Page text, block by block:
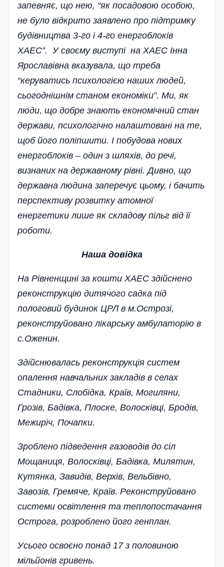
запевняє, що нею, “як посадовою особою,
не було відкрито заявлено про підтримку
будівництва 3-го і 4-го енергоблоків
ХАЕС”. У своєму виступі на ХАЕС Інна
Ярославівна вказувала, що треба
“керуватись психологією наших людей,
сьогоднішнім станом економіки”. Ми, як
люди, що добре знають економічний стан
держави, психо­логічно налаштовані на те,
щоб його поліпшити. І побудова нових
енергоблоків – один з шляхів, до речі,
визнаних на державному рівні. Дивно, що
державна людина заперечує цьому, і бачить
перспективу розвитку атомної
енергетики лише як складову пільг від її
роботи.
Наша довідка
На Рівненщині за кошти ХАЕС здійснено
реконструкцію дитячого садка під
пологовий будинок ЦРЛ в м.Острозі,
реконструйовано лікарську амбулаторію в
с.Оженин.
Здійснювалась реконструкція систем
опалення навчальних закладів в селах
Стадники, Слобідка, Країв, Могиляни,
Грозів, Бадівка, Плоске, Волосківці, Бродів,
Межиріч, Почапки.
Зроблено підведення газоводів до сіл
Мощаниця, Волосківці, Бадівка, Милятин,
Кутянка, Завидів, Верхів, Вельбівно,
Завозів, Гремяче, Країв. Реконструйовано
системи освітлення та теплопостачання
Острога, розроблено його генплан.
Усього освоєно понад 17 з половиною
мільйонів гривень.